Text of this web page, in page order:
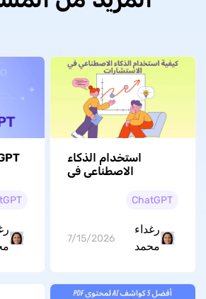
استخدام الذكاء
الاصطناعي في
التقارير إلى تقديمChatGPT
رغداء
محمد
7/15/2026